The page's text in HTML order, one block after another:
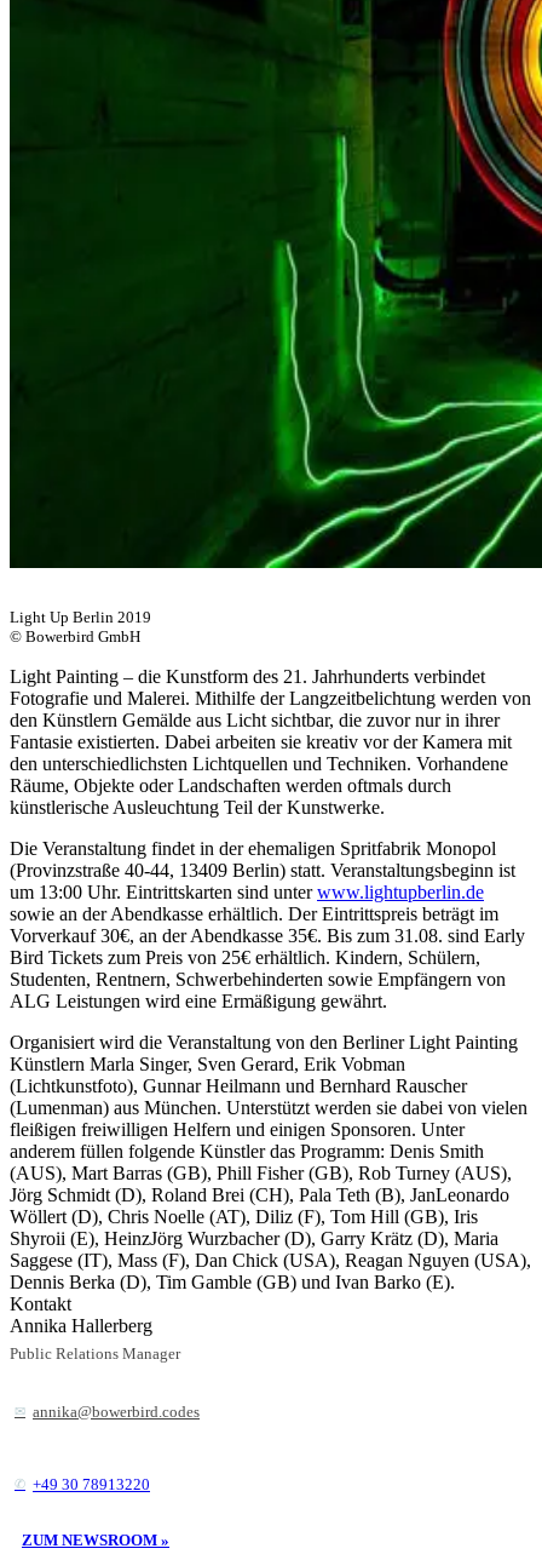
Light Up Berlin 2019
© Bowerbird GmbH
Light Painting – die Kunstform des 21. Jahrhunderts verbindet
Fotografie und Malerei. Mithilfe der Langzeitbelichtung werden von
den Künstlern Gemälde aus Licht sichtbar, die zuvor nur in ihrer
Fantasie existierten. Dabei arbeiten sie kreativ vor der Kamera mit
den unterschiedlichsten Lichtquellen und Techniken. Vorhandene
Räume, Objekte oder Landschaften werden oftmals durch
künstlerische Ausleuchtung Teil der Kunstwerke.
Die Veranstaltung findet in der ehemaligen Spritfabrik Monopol
(Provinzstraße 40-44, 13409 Berlin) statt. Veranstaltungsbeginn ist
um 13:00 Uhr. Eintrittskarten sind unterwww.lightupberlin.de
sowie an der Abendkasse erhältlich. Der Eintrittspreis beträgt im
Vorverkauf 30€, an der Abendkasse 35€. Bis zum 31.08. sind Early
Bird Tickets zum Preis von 25€ erhältlich. Kindern, Schülern,
Studenten, Rentnern, Schwerbehinderten sowie Empfängern von
ALG Leistungen wird eine Ermäßigung gewährt.
Organisiert wird die Veranstaltung von den Berliner Light Painting
Künstlern Marla Singer, Sven Gerard, Erik Vobman
(Lichtkunstfoto), Gunnar Heilmann und Bernhard Rauscher
(Lumenman) aus München. Unterstützt werden sie dabei von vielen
fleißigen freiwilligen Helfern und einigen Sponsoren. Unter
anderem füllen folgende Künstler das Programm: Denis Smith
(AUS), Mart Barras (GB), Phill Fisher (GB), Rob Turney (AUS),
Jörg Schmidt (D), Roland Brei (CH), Pala Teth (B), JanLeonardo
Wöllert (D), Chris Noelle (AT), Diliz (F), Tom Hill (GB), Iris
Shyroii (E), HeinzJörg Wurzbacher (D), Garry Krätz (D), Maria
Saggese (IT), Mass (F), Dan Chick (USA), Reagan Nguyen (USA),
Dennis Berka (D), Tim Gamble (GB) und Ivan Barko (E).
Kontakt
Annika Hallerberg
Public Relations Manager
annika@bowerbird.codes
+49 30 78913220
ZUM NEWSROOM »